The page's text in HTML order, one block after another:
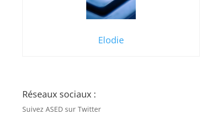
Elodie
Réseaux sociaux :
Suivez ASED sur Twitter